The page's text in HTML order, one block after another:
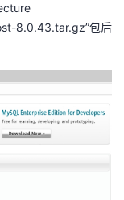
8.0.43.tar.gz”包后